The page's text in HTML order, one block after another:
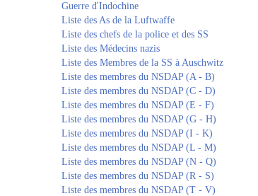
Guerre d'Indochine
Liste des As de la Luftwaffe
Liste des chefs de la police et des SS
Liste des Médecins nazis
Liste des Membres de la SS à Auschwitz
Liste des membres du NSDAP (A - B)
Liste des membres du NSDAP (C - D)
Liste des membres du NSDAP (E - F)
Liste des membres du NSDAP (G - H)
Liste des membres du NSDAP (I - K)
Liste des membres du NSDAP (L - M)
Liste des membres du NSDAP (N - Q)
Liste des membres du NSDAP (R - S)
Liste des membres du NSDAP (T - V)